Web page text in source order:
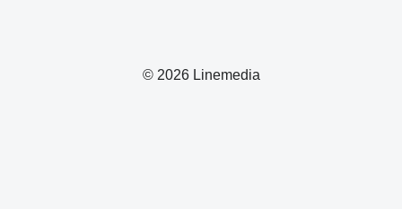
© 2026 Linemedia